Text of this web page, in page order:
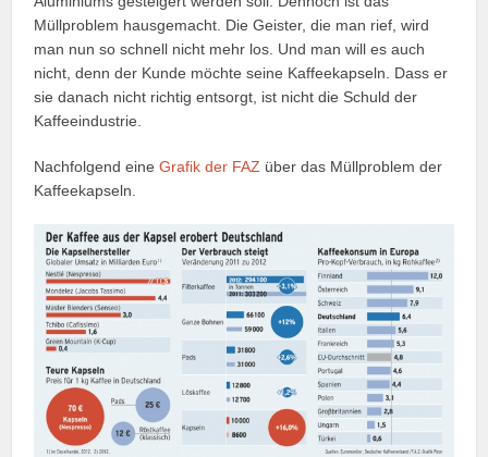
Müllproblem hausgemacht. Die Geister, die man rief, wird
man nun so schnell nicht mehr los. Und man will es auch
nicht, denn der Kunde möchte seine Kaffeekapseln. Dass er
sie danach nicht richtig entsorgt, ist nicht die Schuld der
Kaffeeindustrie.
Nachfolgend eineGrafik der FAZ über das Müllproblem der
Kaffeekapseln.